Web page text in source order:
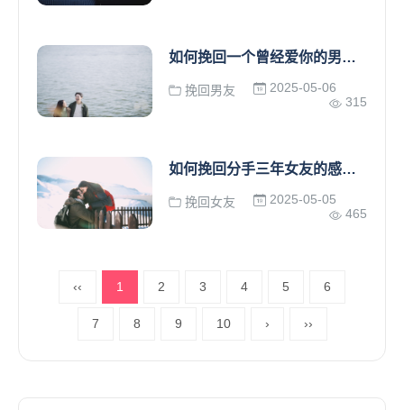
如何挽回一个曾经爱你的男人：5个有效步骤让你重获爱情
挽回男友
2025-05-06
315
如何挽回分手三年女友的感情：重建联系与信任的实用指南
挽回女友
2025-05-05
465
‹‹ 1 2 3 4 5 6
7 8 9 10 › ››